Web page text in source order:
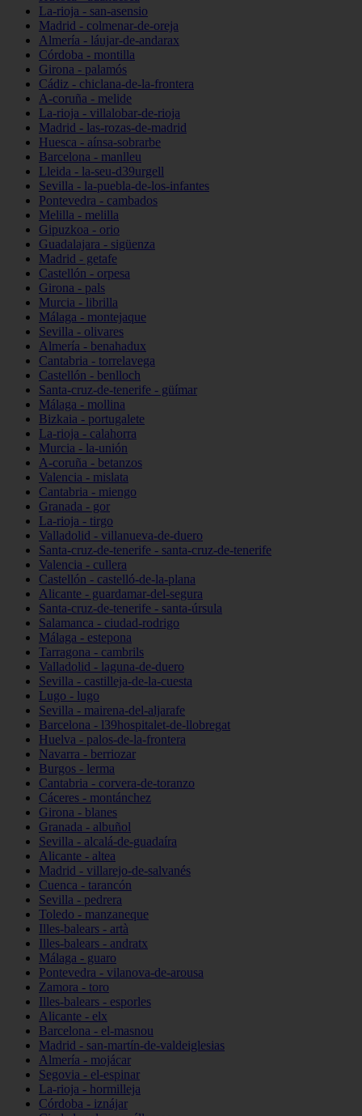
La-rioja - san-asensio
Madrid - colmenar-de-oreja
Almería - láujar-de-andarax
Córdoba - montilla
Girona - palamós
Cádiz - chiclana-de-la-frontera
A-coruña - melide
La-rioja - villalobar-de-rioja
Madrid - las-rozas-de-madrid
Huesca - aínsa-sobrarbe
Barcelona - manlleu
Lleida - la-seu-d39urgell
Sevilla - la-puebla-de-los-infantes
Pontevedra - cambados
Melilla - melilla
Gipuzkoa - orio
Guadalajara - sigüenza
Madrid - getafe
Castellón - orpesa
Girona - pals
Murcia - librilla
Málaga - montejaque
Sevilla - olivares
Almería - benahadux
Cantabria - torrelavega
Castellón - benlloch
Santa-cruz-de-tenerife - güímar
Málaga - mollina
Bizkaia - portugalete
La-rioja - calahorra
Murcia - la-unión
A-coruña - betanzos
Valencia - mislata
Cantabria - miengo
Granada - gor
La-rioja - tirgo
Valladolid - villanueva-de-duero
Santa-cruz-de-tenerife - santa-cruz-de-tenerife
Valencia - cullera
Castellón - castelló-de-la-plana
Alicante - guardamar-del-segura
Santa-cruz-de-tenerife - santa-úrsula
Salamanca - ciudad-rodrigo
Málaga - estepona
Tarragona - cambrils
Valladolid - laguna-de-duero
Sevilla - castilleja-de-la-cuesta
Lugo - lugo
Sevilla - mairena-del-aljarafe
Barcelona - l39hospitalet-de-llobregat
Huelva - palos-de-la-frontera
Navarra - berriozar
Burgos - lerma
Cantabria - corvera-de-toranzo
Cáceres - montánchez
Girona - blanes
Granada - albuñol
Sevilla - alcalá-de-guadaíra
Alicante - altea
Madrid - villarejo-de-salvanés
Cuenca - tarancón
Sevilla - pedrera
Toledo - manzaneque
Illes-balears - artà
Illes-balears - andratx
Málaga - guaro
Pontevedra - vilanova-de-arousa
Zamora - toro
Illes-balears - esporles
Alicante - elx
Barcelona - el-masnou
Madrid - san-martín-de-valdeiglesias
Almería - mojácar
Segovia - el-espinar
La-rioja - hormilleja
Córdoba - iznájar